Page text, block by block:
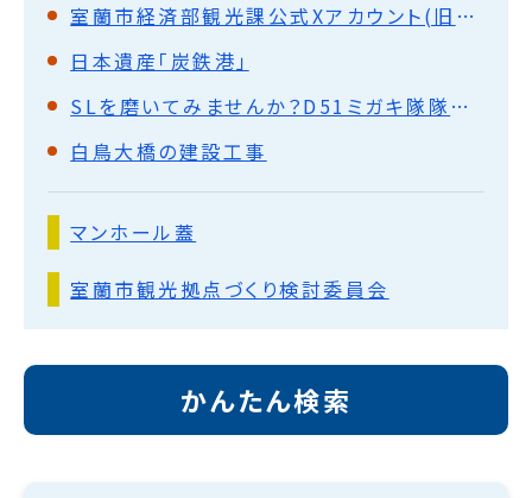
室蘭市経済部観光課公式Xアカウント(旧Twitter)
日本遺産「炭鉄港」
SLを磨いてみませんか？D51ミガキ隊隊員募集中！
白鳥大橋の建設工事
マンホール蓋
室蘭市観光拠点づくり検討委員会
かんたん検索